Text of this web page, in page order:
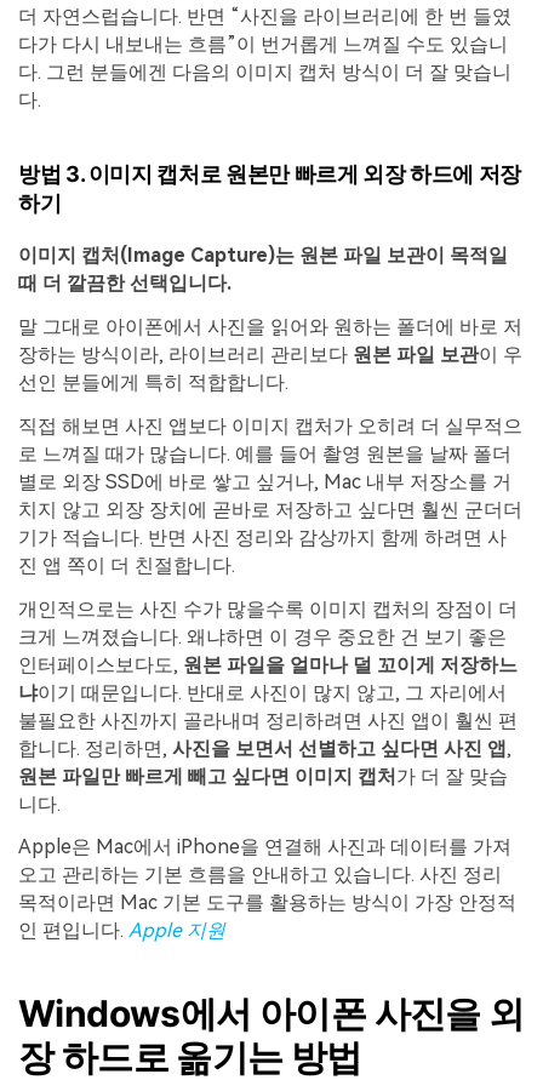
더 자연스럽습니다. 반면 “사진을 라이브러리에 한 번 들였
다가 다시 내보내는 흐름”이 번거롭게 느껴질 수도 있습니
다. 그런 분들에겐 다음의 이미지 캡처 방식이 더 잘 맞습니
다.
방법 3. 이미지 캡처로 원본만 빠르게 외장 하드에 저장
하기
이미지 캡처(Image Capture)는 원본 파일 보관이 목적일
때 더 깔끔한 선택입니다.
말 그대로 아이폰에서 사진을 읽어와 원하는 폴더에 바로 저
장하는 방식이라, 라이브러리 관리보다 원본 파일 보관이 우
선인 분들에게 특히 적합합니다.
직접 해보면 사진 앱보다 이미지 캡처가 오히려 더 실무적으
로 느껴질 때가 많습니다. 예를 들어 촬영 원본을 날짜 폴더
별로 외장 SSD에 바로 쌓고 싶거나, Mac 내부 저장소를 거
치지 않고 외장 장치에 곧바로 저장하고 싶다면 훨씬 군더더
기가 적습니다. 반면 사진 정리와 감상까지 함께 하려면 사
진 앱 쪽이 더 친절합니다.
개인적으로는 사진 수가 많을수록 이미지 캡처의 장점이 더
크게 느껴졌습니다. 왜냐하면 이 경우 중요한 건 보기 좋은
인터페이스보다도, 원본 파일을 얼마나 덜 꼬이게 저장하느
냐이기 때문입니다. 반대로 사진이 많지 않고, 그 자리에서
불필요한 사진까지 골라내며 정리하려면 사진 앱이 훨씬 편
합니다. 정리하면, 사진을 보면서 선별하고 싶다면 사진 앱,
원본 파일만 빠르게 빼고 싶다면 이미지 캡처가 더 잘 맞습
니다.
Apple은 Mac에서 iPhone을 연결해 사진과 데이터를 가져
오고 관리하는 기본 흐름을 안내하고 있습니다. 사진 정리
목적이라면 Mac 기본 도구를 활용하는 방식이 가장 안정적
인 편입니다. Apple 지원
Windows에서 아이폰 사진을 외
장 하드로 옮기는 방법